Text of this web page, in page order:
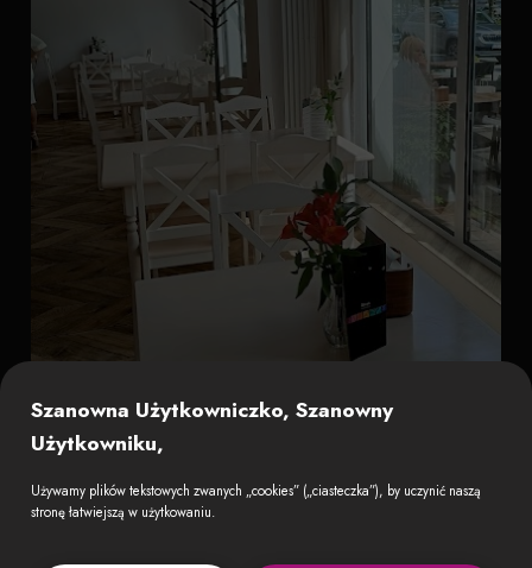
Szanowna Użytkowniczko, Szanowny
Użytkowniku,
Używamy plików tekstowych zwanych „cookies” („ciasteczka”), by uczynić naszą
stronę łatwiejszą w użytkowaniu.